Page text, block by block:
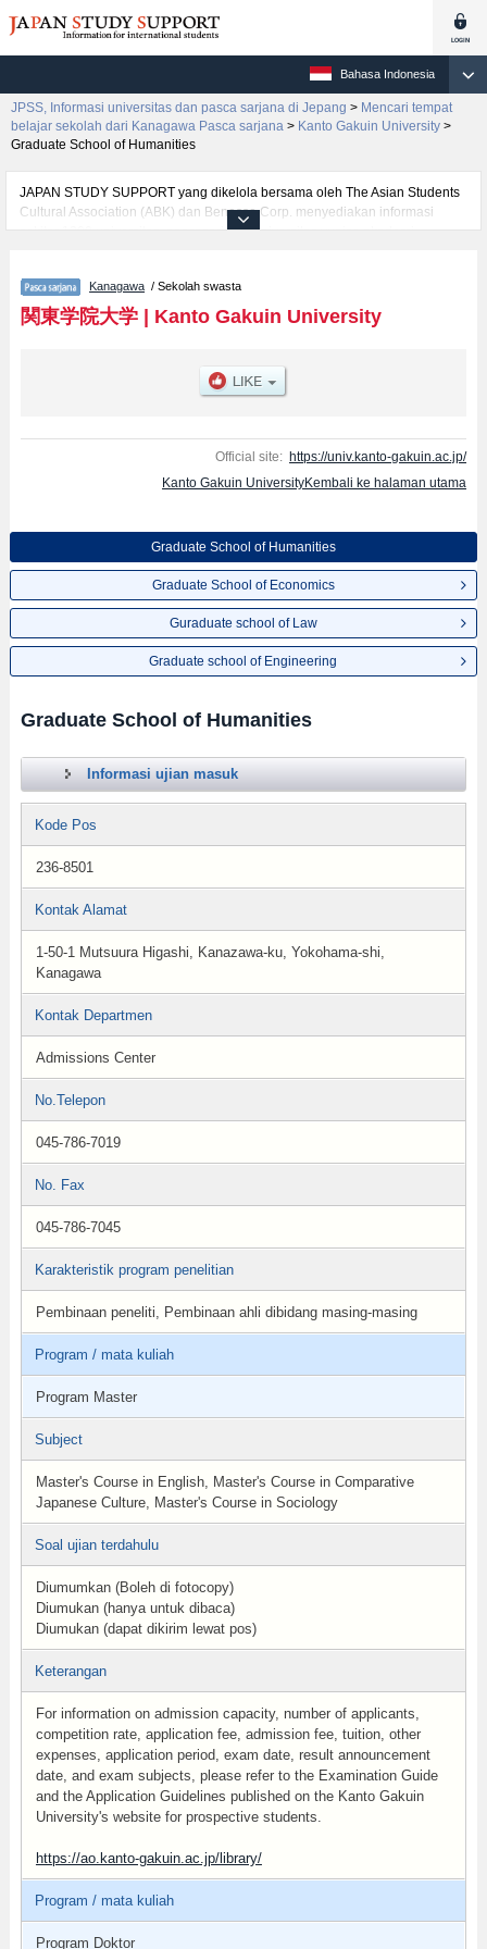
Bahasa Indonesia
JPSS, Informasi universitas dan pasca sarjana di Jepang > Mencari tempat
belajar sekolah dari Kanagawa Pasca sarjana > Kanto Gakuin University >
Graduate School of Humanities
JAPAN STUDY SUPPORT yang dikelola bersama oleh The Asian Students
Cultural Association (ABK) dan Benesse Corp. menyediakan informasi
sekitar 1300 universitas, pascasarjana, universitas yunior, akademi
informasi per jurusan riset seperti %% research %%, serta berbagai
informasi yang berguna bagi mahasiswa(i) mancanegara seperti kuota
untuk jumlah pendaftar dan jumlah kelulusan ujian masuk mahasiswa(i)
jalan, dan lainnya. Silakan memanfaatkannya.
Kanagawa / Sekolah swasta
関東学院大学| Kanto Gakuin University
Official site: https://univ.kanto-gakuin.ac.jp/
Kanto Gakuin UniversityKembali ke halaman utama
Graduate School of Humanities
Graduate School of Economics
Guraduate school of Law
Graduate school of Engineering
Graduate School of Humanities
Informasi ujian masuk
Kode Pos
236-8501
Kontak Alamat
1-50-1 Mutsuura Higashi, Kanazawa-ku, Yokohama-shi,
Kanagawa
Kontak Departmen
Admissions Center
No.Telepon
045-786-7019
No. Fax
045-786-7045
Karakteristik program penelitian
Pembinaan peneliti, Pembinaan ahli dibidang masing-masing
Program / mata kuliah
Program Master
Subject
Master's Course in English, Master's Course in Comparative
Japanese Culture, Master's Course in Sociology
Soal ujian terdahulu
Diumumkan (Boleh di fotocopy)
Diumukan (hanya untuk dibaca)
Diumukan (dapat dikirim lewat pos)
Keterangan
For information on admission capacity, number of applicants,
competition rate, application fee, admission fee, tuition, other
expenses, application period, exam date, result announcement
date, and exam subjects, please refer to the Examination Guide
and the Application Guidelines published on the Kanto Gakuin
University's website for prospective students.
https://ao.kanto-gakuin.ac.jp/library/
Program / mata kuliah
Program Doktor